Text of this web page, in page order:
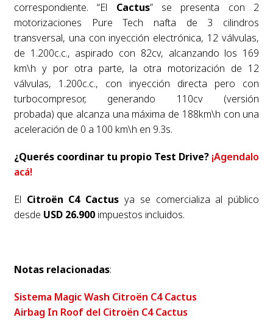
correspondiente. “El Cactus” se presenta con 2
motorizaciones Pure Tech nafta de 3 cilindros
transversal, una con inyección electrónica, 12 válvulas,
de 1.200c.c., aspirado con 82cv, alcanzando los 169
km\h y por otra parte, la otra motorización de 12
válvulas, 1.200c.c., con inyección directa pero con
turbocompresor, generando 110cv (versión
probada) que alcanza una máxima de 188km\h con una
aceleración de 0 a 100 km\h en 9.3s.
¿Querés coordinar tu propio Test Drive? ¡Agendalo
acá!
El Citroën C4 Cactus ya se comercializa al público
desde USD 26.900impuestos incluidos.
Notas relacionadas:
Sistema Magic Wash Citroën C4 Cactus
Airbag In Roof del Citroën C4 Cactus